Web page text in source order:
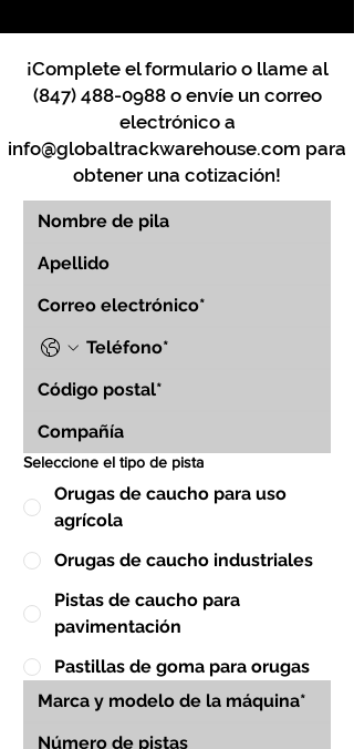
¡Complete el formulario o llame al
(847) 488-0988o envíe un correo
electrónico a
info@globaltrackwarehouse.com para
obtener una cotización!
Seleccione el tipo de pista
Orugas de caucho para uso
agrícola
Orugas de caucho industriales
Pistas de caucho para
pavimentación
Pastillas de goma para orugas